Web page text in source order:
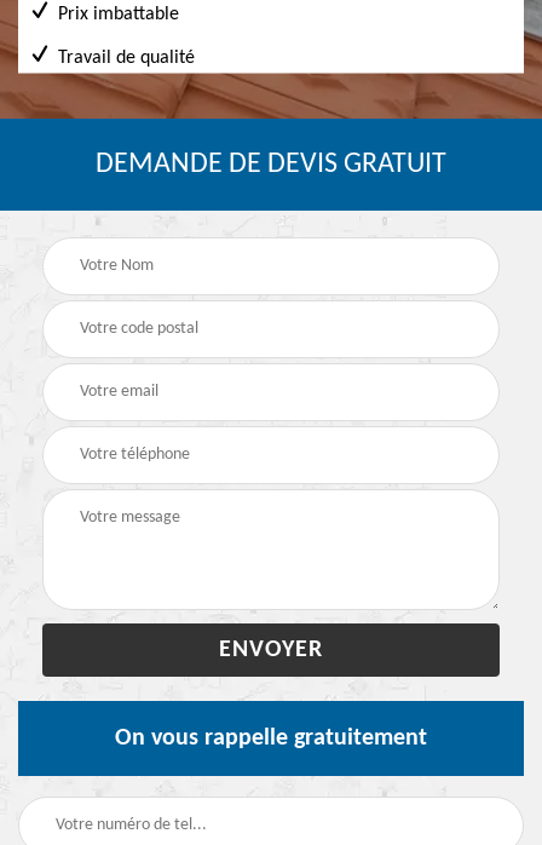
Prix imbattable
Travail de qualité
DEMANDE DE DEVIS GRATUIT
On vous rappelle gratuitement